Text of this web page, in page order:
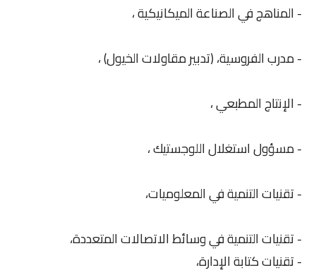
- المناهج في الصناعة الميكانيكية ،
- مدرب الفروسية، (تدبير مقاولات الخيول) ،
- الإنتاج المطبعي ،
- مسؤول استغلال اللوجستيك ،
- تقنيات التنمية في المعلوميات،
- تقنيات التنمية في وسائط الاتصالات المتعددة،
- تقنيات كتابة الإدارة،